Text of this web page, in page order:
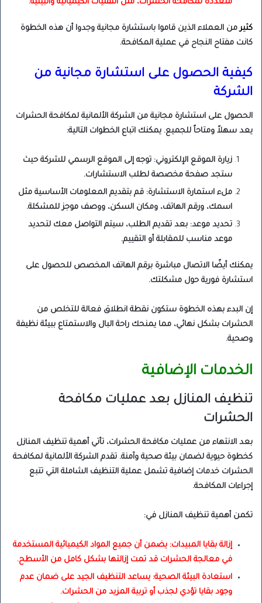
متعددة لمكافحة الحشرات، مثل التقنيات الكيميائية والبيئية.
كثير من العملاء الذين قاموا باستشارة مجانية وجدوا أن هذه الخطوة
كانت مفتاح النجاح في عملية المكافحة.
كيفية الحصول على استشارة مجانية من
الشركة
الحصول على استشارة مجانية من الشركة الألمانية لمكافحة الحشرات
يعد سهلاً ومتاحاً للجميع. يمكنك اتباع الخطوات التالية:
زيارة الموقع الإلكتروني: توجه إلى الموقع الرسمي للشركة حيث
ستجد صفحة مخصصة لطلب الاستشارات.
ملء استمارة الاستشارة: قم بتقديم المعلومات الأساسية مثل
اسمك، ورقم الهاتف، ومكان السكن، ووصف موجز للمشكلة.
تحديد موعد: بعد تقديم الطلب، سيتم التواصل معك لتحديد
موعد مناسب للمقابلة أو التقييم.
يمكنك أيضًا الاتصال مباشرة برقم الهاتف المخصص للحصول على
استشارة فورية حول مشكلتك.
إن البدء بهذه الخطوة ستكون نقطة انطلاق فعالة للتخلص من
الحشرات بشكل نهائي، مما يمنحك راحة البال والاستمتاع ببيئة نظيفة
وصحية.
الخدمات الإضافية
تنظيف المنازل بعد عمليات مكافحة
الحشرات
بعد الانتهاء من عمليات مكافحة الحشرات، تأتي أهمية تنظيف المنازل
كخطوة حيوية لضمان بيئة صحية وآمنة. تقدم الشركة الألمانية لمكافحة
الحشرات خدمات إضافية تشمل عملية التنظيف الشاملة التي تتبع
إجراءات المكافحة.
تكمن أهمية تنظيف المنازل في:
إزالة بقايا المبيدات: يضمن أن جميع المواد الكيميائية المستخدمة
في معالجة الحشرات قد تمت إزالتها بشكل كامل من الأسطح.
استعادة البيئة الصحية: يساعد التنظيف الجيد على ضمان عدم
وجود بقايا تؤدي لجذب أو تربية المزيد من الحشرات.